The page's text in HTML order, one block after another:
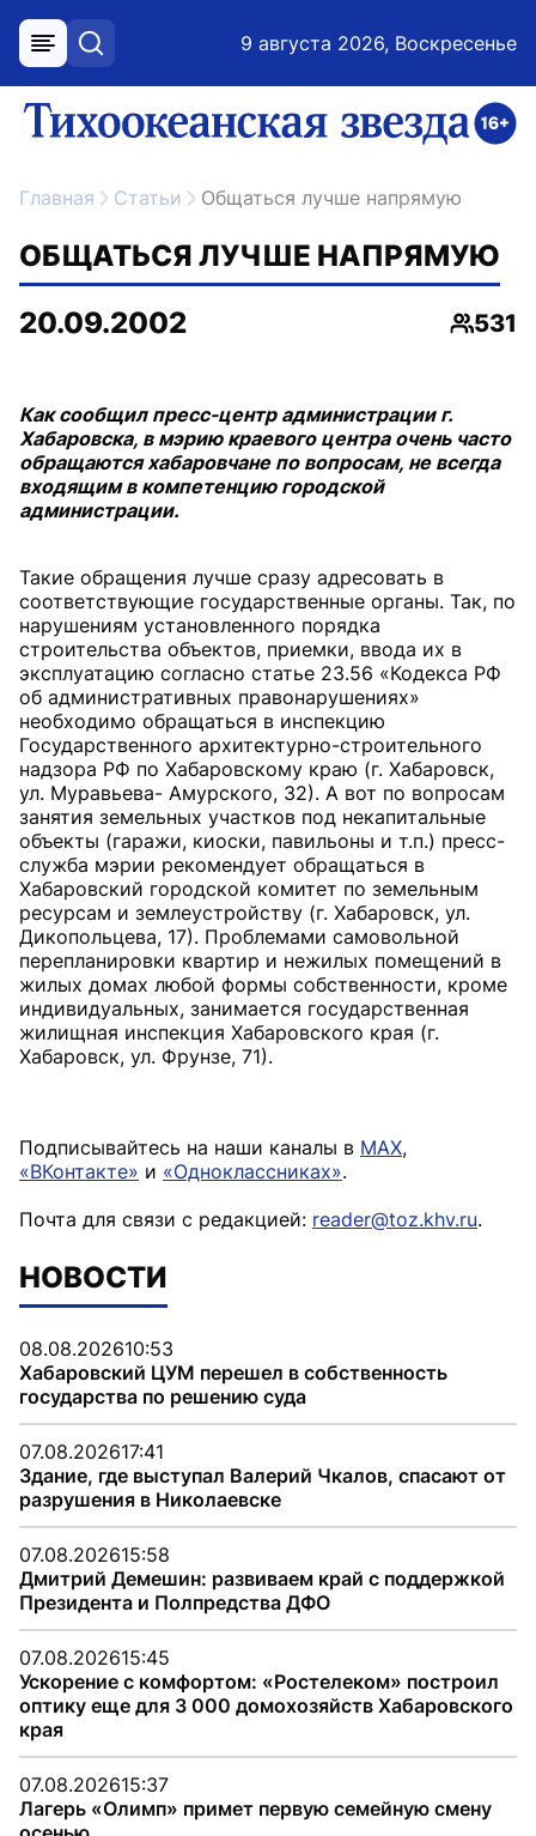
меню поиск 9 августа 2026, Воскресенье
ссылка на главную
Главная Статьи Общаться лучше напрямую
ОБЩАТЬСЯ ЛУЧШЕ НАПРЯМУЮ
20.09.2002
531
Как сообщил пресс-центр администрации г.
Хабаровска, в мэрию краевого центра очень часто
обращаются хабаровчане по вопросам, не всегда
входящим в компетенцию городской
администрации.
Такие обращения лучше сразу адресовать в
соответствующие государственные органы. Так, по
нарушениям установленного порядка
строительства объектов, приемки, ввода их в
эксплуатацию согласно статье 23.56 «Кодекса РФ
об административных правонарушениях»
необходимо обращаться в инспекцию
Государственного архитектурно-строительного
надзора РФ по Хабаровскому краю (г. Хабаровск,
ул. Муравьева- Амурского, 32). А вот по вопросам
занятия земельных участков под некапитальные
объекты (гаражи, киоски, павильоны и т.п.) пресс-
служба мэрии рекомендует обращаться в
Хабаровский городской комитет по земельным
ресурсам и землеустройству (г. Хабаровск, ул.
Дикопольцева, 17). Проблемами самовольной
перепланировки квартир и нежилых помещений в
жилых домах любой формы собственности, кроме
индивидуальных, занимается государственная
жилищная инспекция Хабаровского края (г.
Хабаровск, ул. Фрунзе, 71).
Подписывайтесь на наши каналы в MAX,
«ВКонтакте» и «Одноклассниках».
Почта для связи с редакцией: reader@toz.khv.ru.
НОВОСТИ
08.08.202610:53
Хабаровский ЦУМ перешел в собственность
государства по решению суда
07.08.202617:41
Здание, где выступал Валерий Чкалов, спасают от
разрушения в Николаевске
07.08.202615:58
Дмитрий Демешин: развиваем край с поддержкой
Президента и Полпредства ДФО
07.08.202615:45
Ускорение с комфортом: «Ростелеком» построил
оптику еще для 3 000 домохозяйств Хабаровского
края
07.08.202615:37
Лагерь «Олимп» примет первую семейную смену